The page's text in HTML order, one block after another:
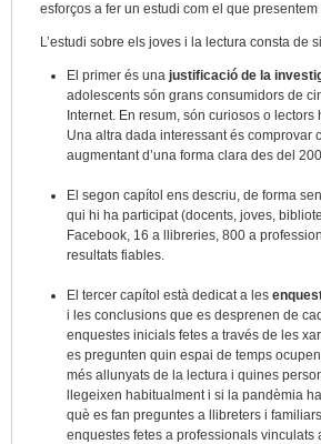
esforços a fer un estudi com el que
L’estudi sobre els joves i la lectura consta de
El primer és una justificació de la
adolescents són grans consumidors de
Internet. En resum, són curiosos o
Una altra dada interessant és
augmentant d’una forma clara des del
El segon capítol ens descriu, de forma
qui hi ha participat (docents, joves,
Facebook, 16 a llibreries, 800 a
resultats fiables.
El tercer capítol està dedicat a les
i les conclusions que es desprenen de
enquestes inicials fetes a través de les
es pregunten quin espai de temps
més allunyats de la lectura i quines
llegeixen habitualment i si la pandèmia
què es fan preguntes a llibreters i
enquestes fetes a professionals